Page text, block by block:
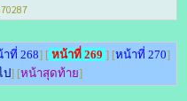
ที่ 268] [หน้าที่ 269 ] [หน้าที่ 270]
ป] [หน้าสุดท้าย]